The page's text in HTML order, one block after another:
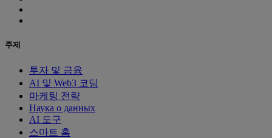
주제
투자 및 금융
AI 및 Web3 코딩
마케팅 전략
Наука о данных
AI 도구
스마트 홈